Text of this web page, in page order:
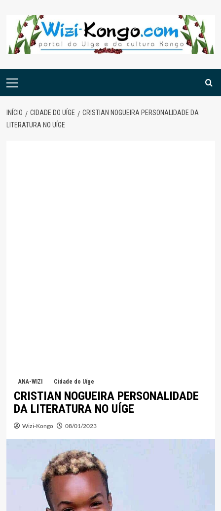
content
Menu
INÍCIO CIDADE DO UÍGE
CRISTIAN NOGUEIRA PERSONALIDADE DA
LITERATURA NO UÍGE
ANA-WIZI Cidade do Uíge
CRISTIAN NOGUEIRA PERSONALIDADE
DA LITERATURA NO UÍGE
Wizi-Kongo 08/01/2023